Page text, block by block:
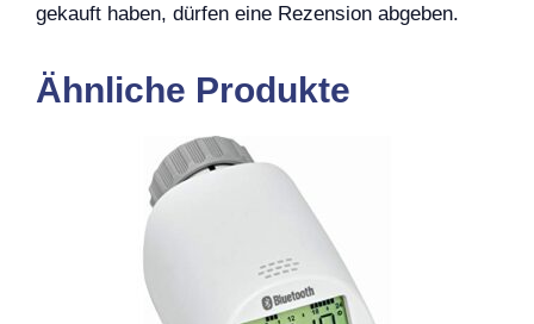
gekauft haben, dürfen eine Rezension abgeben.
Ähnliche Produkte